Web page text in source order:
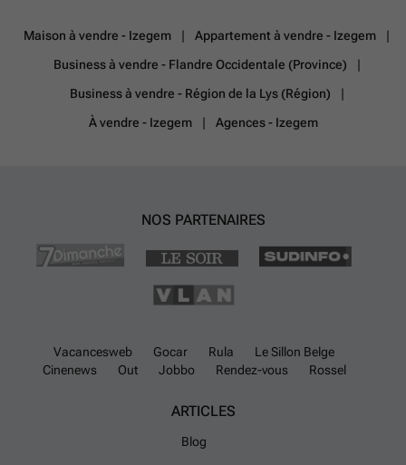
Garage, carport et plusieurs places de parking • Cave pour stockage
supplémentaire • Grenier (66 m²) offrant de nombreuses possibilités
de rangement Atouts : • Bien avec de nombreuses possibilités •
aujourd'hui votre agent ERA pour organiser une visite. VOTRE LOCAL
COMMERCIAL DE RÊVE! ON TROUVE! En savoir plus ?
Maison à vendre - Izegem
Appartement à vendre - Izegem
Business à vendre - Flandre Occidentale (Province)
Business à vendre - Région de la Lys (Région)
À vendre - Izegem
Agences - Izegem
NOS PARTENAIRES
Vacancesweb Gocar Rula
Le Sillon Belge
Cinenews
Out Jobbo Rendez-vous Rossel
ARTICLES
Blog